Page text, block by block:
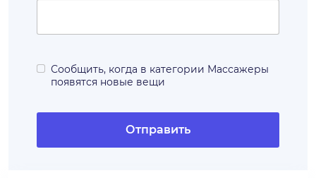
Сообщить, когда в категории Массажеры
появятся новые вещи
Отправить